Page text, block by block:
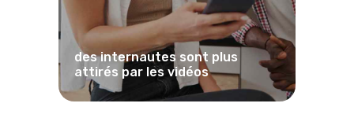
des internautes sont plus
attirés par les vidéos